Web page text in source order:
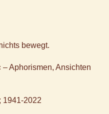
bewegt.
Aphorismen, Ansichten
1941-2022